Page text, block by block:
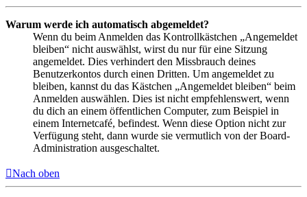
Warum werde ich automatisch abgemeldet?
Wenn du beim Anmelden das Kontrollkästchen „Angemeldet
bleiben“ nicht auswählst, wirst du nur für eine Sitzung
angemeldet. Dies verhindert den Missbrauch deines
Benutzerkontos durch einen Dritten. Um angemeldet zu
bleiben, kannst du das Kästchen „Angemeldet bleiben“ beim
Anmelden auswählen. Dies ist nicht empfehlenswert, wenn
du dich an einem öffentlichen Computer, zum Beispiel in
einem Internetcafé, befindest. Wenn diese Option nicht zur
Verfügung steht, dann wurde sie vermutlich von der Board-
Administration ausgeschaltet.
Nach oben